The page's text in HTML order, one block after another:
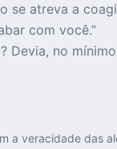
se atreva a
com você.”
Devia, no
a veracidade das